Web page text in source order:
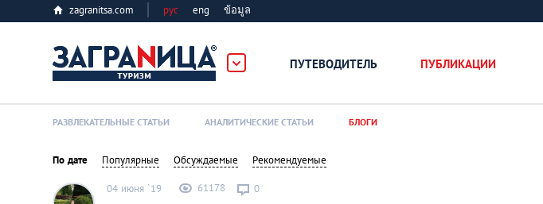
zagranitsa.com рус eng ข้อมูล
ПУТЕВОДИТЕЛЬ ПУБЛИКАЦИИ
РАЗВЛЕКАТЕЛЬНЫЕ СТАТЬИ АНАЛИТИЧЕСКИЕ СТАТЬИ БЛОГИ
По дате Популярные Обсуждаемые Рекомендуемые
04 июня `19 61178 0